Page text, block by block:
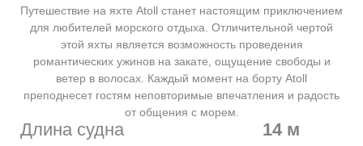
Путешествие на яхте Atoll станет настоящим приключением
для любителей морского отдыха. Отличительной чертой
этой яхты является возможность проведения
романтических ужинов на закате, ощущение свободы и
ветер в волосах. Каждый момент на борту Atoll
преподнесет гостям неповторимые впечатления и радость
от общения с морем.
Длина судна
14 м